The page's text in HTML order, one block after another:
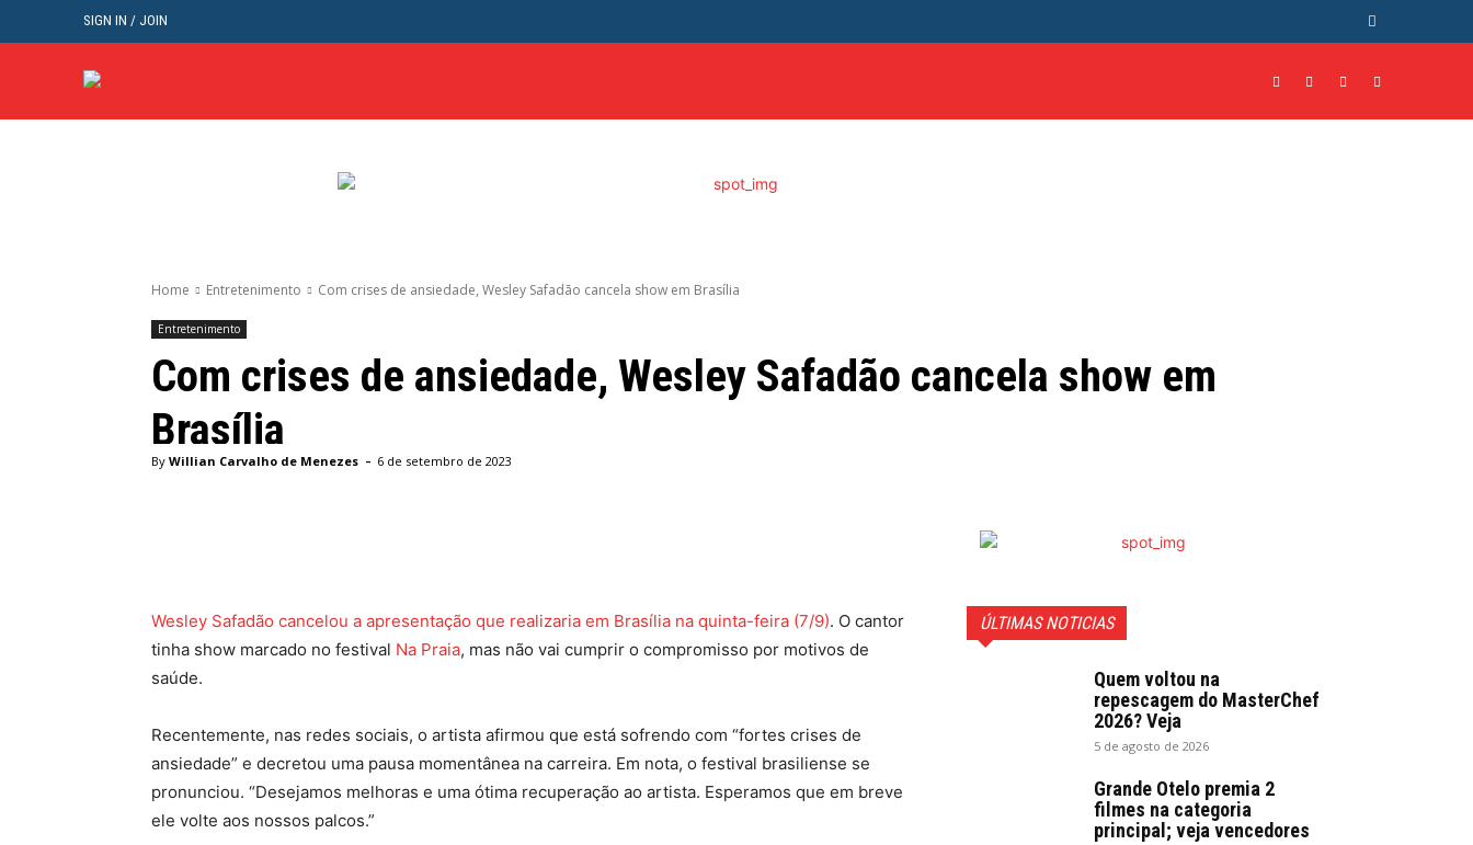
SIGN IN / JOIN
Home Entretenimento Com crises de ansiedade, Wesley Safadão cancela show em Brasília
Entretenimento
Com crises de ansiedade, Wesley Safadão cancela show em
Brasília
By Willian Carvalho de Menezes - 6 de setembro de 2023
Wesley Safadão cancelou a apresentação que realizaria em Brasília na quinta-feira (7/9). O cantor
tinha show marcado no festival Na Praia, mas não vai cumprir o compromisso por motivos de
saúde.
Recentemente, nas redes sociais, o artista afirmou que está sofrendo com “fortes crises de
ansiedade” e decretou uma pausa momentânea na carreira. Em nota, o festival brasiliense se
pronunciou. “Desejamos melhoras e uma ótima recuperação ao artista. Esperamos que em breve
ele volte aos nossos palcos.”
ÚLTIMAS NOTICIAS
Quem voltou na
repescagem do MasterChef
2026? Veja
5 de agosto de 2026
Grande Otelo premia 2
filmes na categoria
principal; veja vencedores